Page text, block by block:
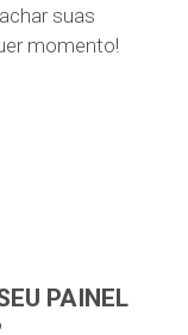
suas
momento!
PAINEL